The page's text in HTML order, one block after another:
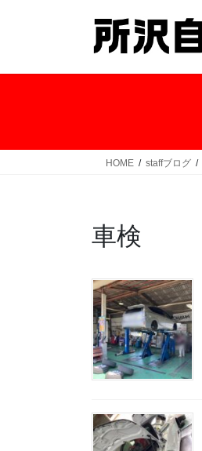
HOME staffブログ
車検